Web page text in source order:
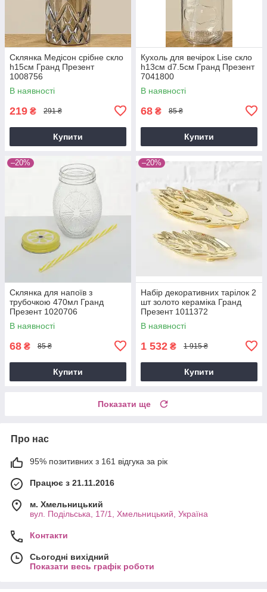
Склянка Медісон срібне скло
h15см Гранд Презент
1008756
В наявності
219 ₴ 291 ₴
Купити
Кухоль для вечірок Lise скло
h13см d7.5см Гранд Презент
7041800
В наявності
68 ₴ 85 ₴
Купити
–20%
Склянка для напоїв з
трубочкою 470мл Гранд
Презент 1020706
В наявності
68 ₴ 85 ₴
Купити
–20%
Набір декоративних тарілок 2
шт золото кераміка Гранд
Презент 1011372
В наявності
1 532 ₴ 1 915 ₴
Купити
Показати ще
Про нас
95% позитивних з 161 відгука за рік
Працює з 21.11.2016
м. Хмельницький
вул. Подільська, 17/1, Хмельницький, Україна
Контакти
Сьогодні вихідний
Показати весь графік роботи